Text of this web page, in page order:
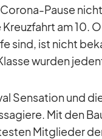
Pause
Kreuz­fahrt am 10.
sind, ist nicht
wur­den
Sen­sa­tion und
Mit den
Mit­glie­der